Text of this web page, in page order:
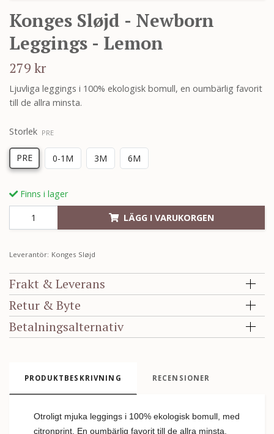
Konges Sløjd - Newborn
Leggings - Lemon
279 kr
Ljuvliga leggings i 100% ekologisk bomull, en oumbärlig favorit
till de allra minsta.
Storlek PRE
PRE 0-1M 3M 6M
Finns i lager
LÄGG I VARUKORGEN
Leverantör: Konges Sløjd
Frakt & Leverans
Retur & Byte
Betalningsalternativ
PRODUKTBESKRIVNING RECENSIONER
Otroligt mjuka leggings i 100% ekologisk bomull, med
citronprint. En oumbärlig favorit till de allra minsta.